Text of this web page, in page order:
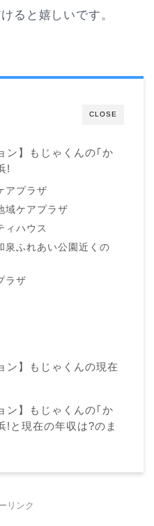
ると嬉しいです。
CLOSE
ン】もじゃくんの｢か
!
アプラザ
域ケアプラザ
ィハウス
泉ふれあい公園近くの
ラザ
ン】もじゃくんの現在
ン】もじゃくんの｢か
!と現在の年収は?のま
リンク